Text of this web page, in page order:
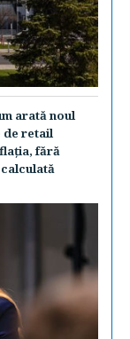
arată noul
de retail
fără